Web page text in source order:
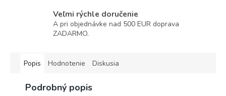
Veľmi rýchle doručenie
A pri objednávke nad 500 EUR doprava
ZADARMO.
Popis Hodnotenie Diskusia
Podrobný popis